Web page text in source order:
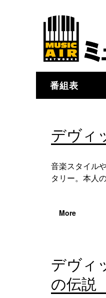
番組表
デヴィ
音楽スタイル
タリー。本人
More
デヴィ
の伝説